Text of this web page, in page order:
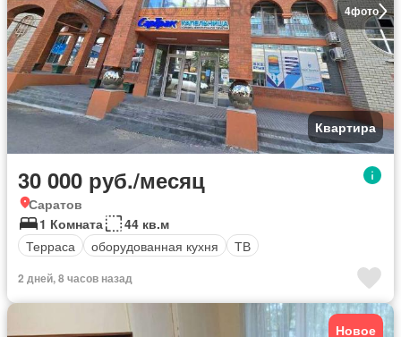
4фото
Квартира
30 000 руб./месяц
Саратов
1 Комната
44 кв.м
Терраса
оборудованная кухня ТВ
2 дней, 8 часов назад
Новое